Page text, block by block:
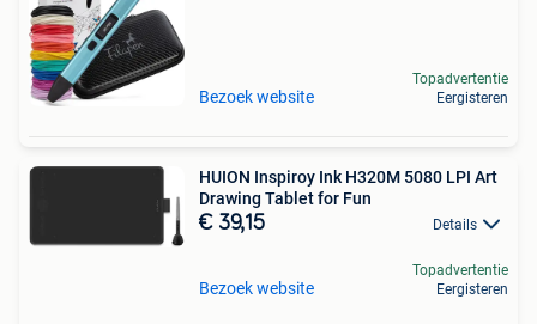
Bezoek website
Topadvertentie
Eergisteren
HUION Inspiroy Ink H320M 5080 LPI Art
Drawing Tablet for Fun
€ 39,15 Details
Bezoek website
Topadvertentie
Eergisteren